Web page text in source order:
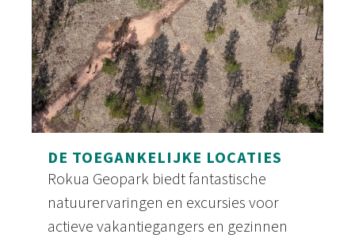
DE TOEGANKELIJKE LOCATIES
Rokua Geopark biedt fantastische
natuurervaringen en excursies voor
actieve vakantiegangers en gezinnen